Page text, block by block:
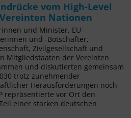
vom High-Level
Nationen
und Minister, EU-
und -Botschafter,
Zivilgesellschaft und
Mitgliedstaaten der Vereinten
und diskutierten gemeinsam
trotz zunehmender
Herausforderungen noch
repräsentierte vor Ort den
einer starken deutschen